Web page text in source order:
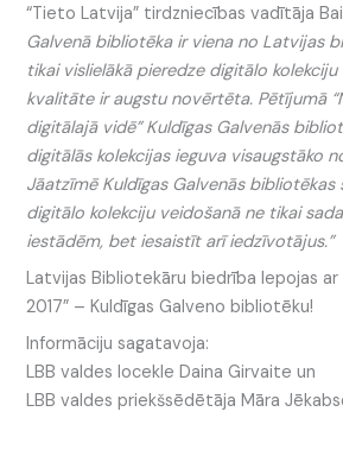
“Tieto Latvija” tirdzniecības vadītāja
Galvenā bibliotēka ir viena no Latvijas
tikai vislielākā pieredze digitālo
kvalitāte ir augstu novērtēta. Pētījumā
digitālajā vidē” Kuldīgas Galvenās
digitālās kolekcijas ieguva visaugstāko
Jāatzīmē Kuldīgas Galvenās
digitālo kolekciju veidošanā ne tikai
iestādēm, bet iesaistīt arī iedzīvotājus.”
Latvijas Bibliotekāru biedrība lepojas ar
2017” – Kuldīgas Galveno bibliotēku!
Informāciju sagatavoja:
LBB valdes locekle Daina Girvaite un
LBB valdes priekšsēdētāja Māra